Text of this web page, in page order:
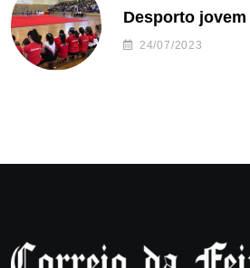
Desporto
24/07/2023